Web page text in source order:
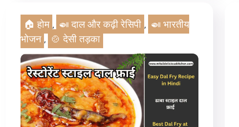
🏠 होम , 🍛 दाल और कढ़ी रेसिपी , 🍛 भारतीय
भोजन , 🍲 देसी तड़का